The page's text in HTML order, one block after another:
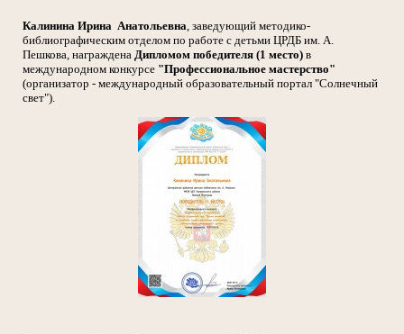
Калинина Ирина Анатольевна, заведующий методико-
библиографическим отделом по работе с детьми ЦРДБ им. А.
Пешкова, награждена Дипломом победителя (1 место) в
международном конкурсе "Профессиональное мастерство"
(организатор - международный образовательный портал "Солнечный
свет").